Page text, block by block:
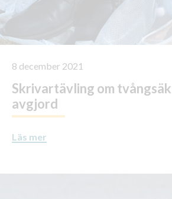
8 december 2021
Skrivartävling om
avgjord
Läs mer